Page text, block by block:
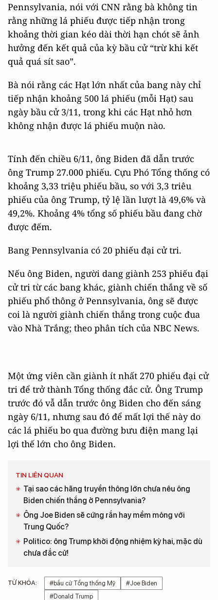
Pennsylvania, nói với CNN rằng bà không tin
rằng những lá phiếu được tiếp nhận trong
khoảng thời gian kéo dài thời hạn chót sẽ ảnh
hưởng đến kết quả của kỳ bầu cử “trừ khi kết
quả quá sít sao”.
Bà nói rằng các Hạt lớn nhất của bang này chỉ
tiếp nhận khoảng 500 lá phiếu (mỗi Hạt) sau
ngày bầu cử 3/11, trong khi các Hạt nhỏ hơn
không nhận được lá phiếu muộn nào.
Tính đến chiều 6/11, ông Biden đã dẫn trước
ông Trump 27.000 phiếu. Cựu Phó Tổng thống có
khoảng 3,33 triệu phiếu bầu, so với 3,3 triêu
phiếu của ông Trump, tỷ lệ lần lượt là 49,6% và
49,2%. Khoảng 4% tổng số phiếu bầu đang chờ
được đếm.
Bang Pennsylvania có 20 phiếu đại cử tri.
Nếu ông Biden, người dang giành 253 phiếu đại
cử tri từ các bang khác, giành chiến thắng về số
phiếu phổ thông ở Pennsylvania, ông sẽ được
coi là người giành chiến thắng trong cuộc đua
vào Nhà Trắng; theo phân tích của NBC News.
Một ứng viên cần giành ít nhất 270 phiếu đại cử
tri để trở thành Tổng thống đắc cử. Ông Trump
trước đó vẫ dẫn trước ông Biden cho đến sáng
ngày 6/11, nhưng sau đó để mất lợi thế này do
các lá phiếu bo qua đường bưu điện mang lại
lợi thế lớn cho ông Biden.
TIN LIÊN QUAN
Tại sao các hãng truyền thông lớn chưa nêu ông
Biden chiến thắng ở Pennsylvania?
Ông Joe Biden sẽ cứng rắn hay mềm mỏng với
Trung Quốc?
Politico: ông Trump khởi động nhiệm kỳ hai, mặc dù
chưa đắc cử!
TỪ KHÓA: #bầu cử Tổng thống Mỹ
#Joe Biden
#Donald Trump